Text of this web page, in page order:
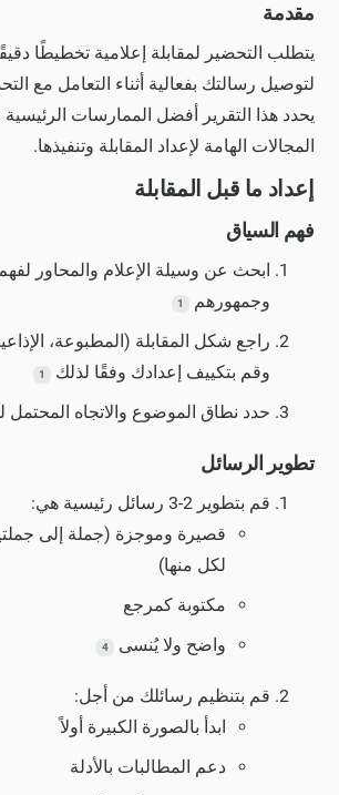
مقدمة
يتطلب التحضير لمقابلة إعلامية تخطيطًا
لتوصيل رسالتك بفعالية أثناء التعامل مع
يحدد هذا التقرير أفضل الممارسات
المجالات الهامة لإعداد المقابلة وتنفيذها.
إعداد ما قبل المقابلة
فهم السياق
ابحث عن وسيلة الإعلام والمحاور
وجمهورهم
1
راجع شكل المقابلة (المطبوعة،
وقم بتكييف إعدادك وفقًا لذلك
1
حدد نطاق الموضوع والاتجاه المحتمل
تطوير الرسائل
قم بتطوير 2-3 رسائل رئيسية هي:
قصيرة وموجزة (جملة إلى
لكل منها)
مكتوبة كمرجع
واضح ولا يُنسى
4
قم بتنظيم رسائلك من أجل:
ابدأ بالصورة الكبيرة أولاً
دعم المطالبات بالأدلة